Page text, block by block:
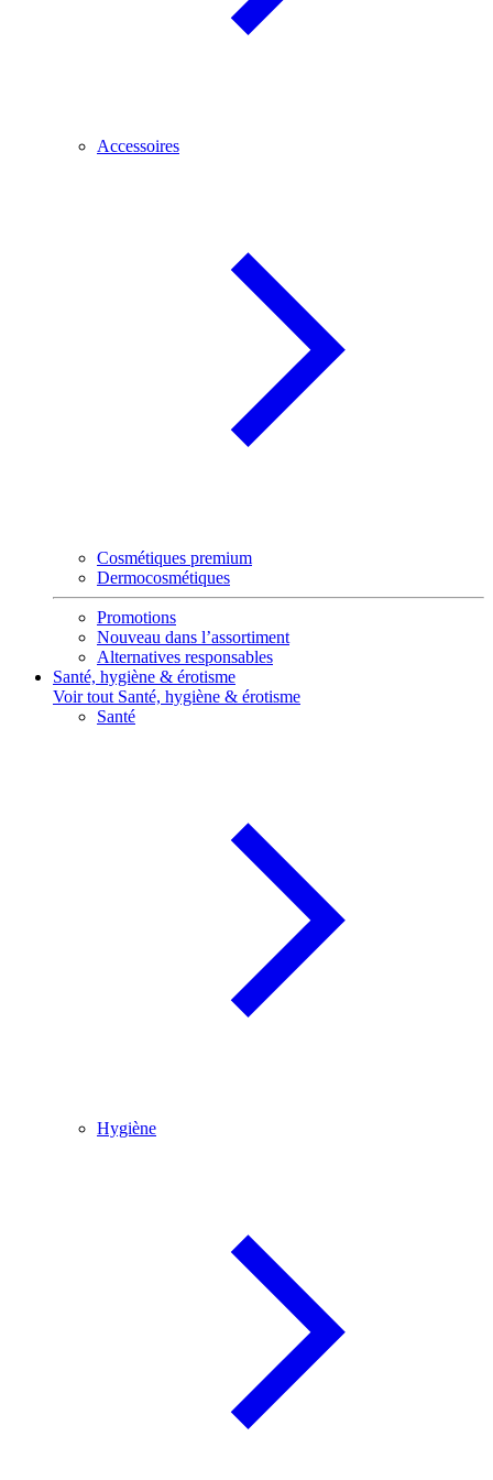
Accessoires
Cosmétiques premium
Dermocosmétiques
Promotions
Nouveau dans l’assortiment
Alternatives responsables
Santé, hygiène & érotisme
Voir tout Santé, hygiène & érotisme
Santé
Hygiène